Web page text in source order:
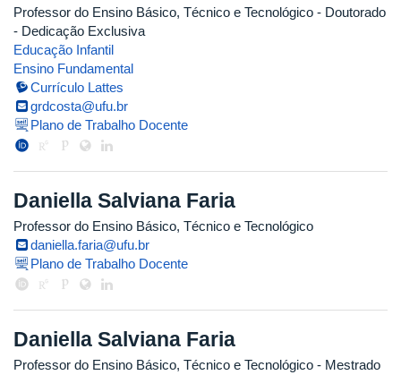
Professor do Ensino Básico, Técnico e Tecnológico - Doutorado
- Dedicação Exclusiva
Educação Infantil
Ensino Fundamental
Currículo Lattes
grdcosta@ufu.br
Plano de Trabalho Docente
Daniella Salviana Faria
Professor do Ensino Básico, Técnico e Tecnológico
daniella.faria@ufu.br
Plano de Trabalho Docente
Daniella Salviana Faria
Professor do Ensino Básico, Técnico e Tecnológico - Mestrado